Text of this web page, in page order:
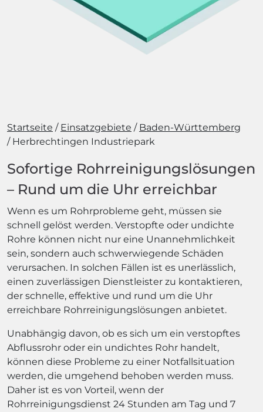
Startseite Einsatzgebiete
Baden-Württemberg
Herbrechtingen Industriepark
Sofortige Rohrreinigungslösungen
– Rund um die Uhr erreichbar
Wenn es um Rohrprobleme geht, müssen sie
schnell gelöst werden. Verstopfte oder undichte
Rohre können nicht nur eine Unannehmlichkeit
sein, sondern auch schwerwiegende Schäden
verursachen. In solchen Fällen ist es unerlässlich,
einen zuverlässigen Dienstleister zu kontaktieren,
der schnelle, effektive und rund um die Uhr
erreichbare Rohrreinigungslösungen anbietet.
Unabhängig davon, ob es sich um ein verstopftes
Abflussrohr oder ein undichtes Rohr handelt,
können diese Probleme zu einer Notfallsituation
werden, die umgehend behoben werden muss.
Daher ist es von Vorteil, wenn der
Rohrreinigungsdienst 24 Stunden am Tag und 7